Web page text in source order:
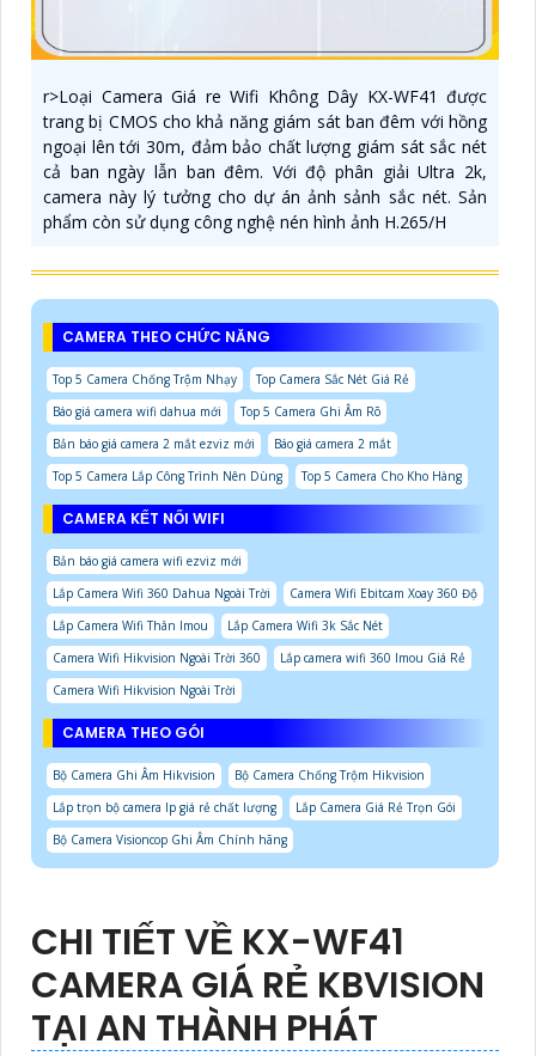
r>Loại Camera Giá re Wifi Không Dây KX-WF41 được
trang bị CMOS cho khả năng giám sát ban đêm với hồng
ngoại lên tới 30m, đảm bảo chất lượng giám sát sắc nét
cả ban ngày lẫn ban đêm. Với độ phân giải Ultra 2k,
camera này lý tưởng cho dự án ảnh sảnh sắc nét. Sản
phẩm còn sử dụng công nghệ nén hình ảnh H.265/H
CAMERA THEO CHỨC NĂNG
Top 5 Camera Chống Trộm Nhạy
Top Camera Sắc Nét Giá Rẻ
Báo giá camera wifi dahua mới
Top 5 Camera Ghi Âm Rõ
Bản báo giá camera 2 mắt ezviz mới
Báo giá camera 2 mắt
Top 5 Camera Lắp Công Trình Nên Dùng
Top 5 Camera Cho Kho Hàng
CAMERA KẾT NỐI WIFI
Bản báo giá camera wifi ezviz mới
Lắp Camera Wifi 360 Dahua Ngoài Trời
Camera Wifi Ebitcam Xoay 360 Độ
Lắp Camera Wifi Thân Imou
Lắp Camera Wifi 3k Sắc Nét
Camera Wifi Hikvision Ngoài Trời 360
Lắp camera wifi 360 Imou Giá Rẻ
Camera Wifi Hikvision Ngoài Trời
CAMERA THEO GÓI
Bộ Camera Ghi Âm Hikvision
Bộ Camera Chống Trộm Hikvision
Lắp trọn bộ camera Ip giá rẻ chất lượng
Lắp Camera Giá Rẻ Trọn Gói
Bộ Camera Visioncop Ghi Âm Chính hãng
CHI TIẾT VỀ KX-WF41
CAMERA GIÁ RẺ KBVISION
TẠI AN THÀNH PHÁT